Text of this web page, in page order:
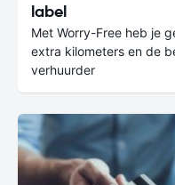
label
Met Worry-Free heb je
extra kilometers en de
verhuurder